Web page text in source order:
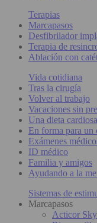
Terapias
Marcapasos
Desfibrilador
Terapia de
Ablación con
Vida cotidiana
Tras la cirugía
Volver al trabajo
Vacaciones sin
Una dieta
En forma para un
Exámenes
ID médico
Familia y amigos
Ayudando a la
Sistemas de
Marcapasos
Acticor